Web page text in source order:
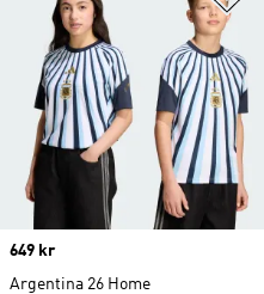
Price
649 kr
Argentina 26 Home